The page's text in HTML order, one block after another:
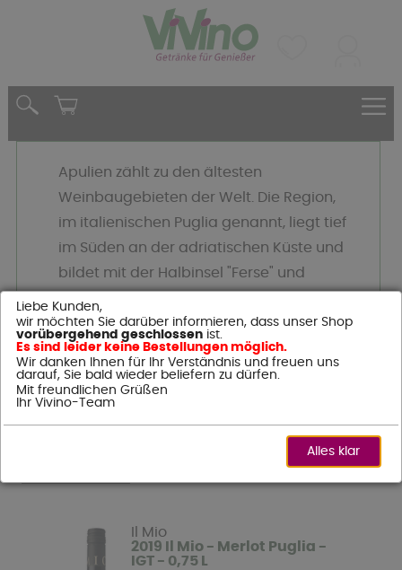
Apulien zählt zu den ältesten
Weinbaugebieten der Welt. Die Region,
im italienischen Puglia genannt, liegt tief
im Süden an der adriatischen Küste und
bildet mit der Halbinsel "Ferse" und
Genießen Sie
Qualität
Il Mio
2019 Il Mio - Merlot Puglia -
IGT - 0,75 L
Liebe Kunden,
wir möchten Sie darüber informieren, dass unser Shop
vorübergehend geschlossenist.
Es sind leider keine Bestellungen möglich.
Wir danken Ihnen für Ihr Verständnis und freuen uns
darauf, Sie bald wieder beliefern zu dürfen.
Mit freundlichen Grüßen
Ihr Vivino-Team
Alles klar